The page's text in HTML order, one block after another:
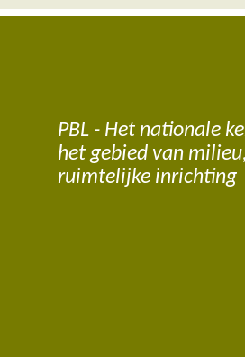
PBL - Het nationale
het gebied van
ruimtelijke inrichting